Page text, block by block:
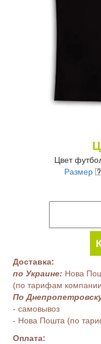
Цвет
Размер
Доставка:
по Украине: Нова
(по тарифам
По
- самовывоз
- Нова Пошта (по
Оплата: